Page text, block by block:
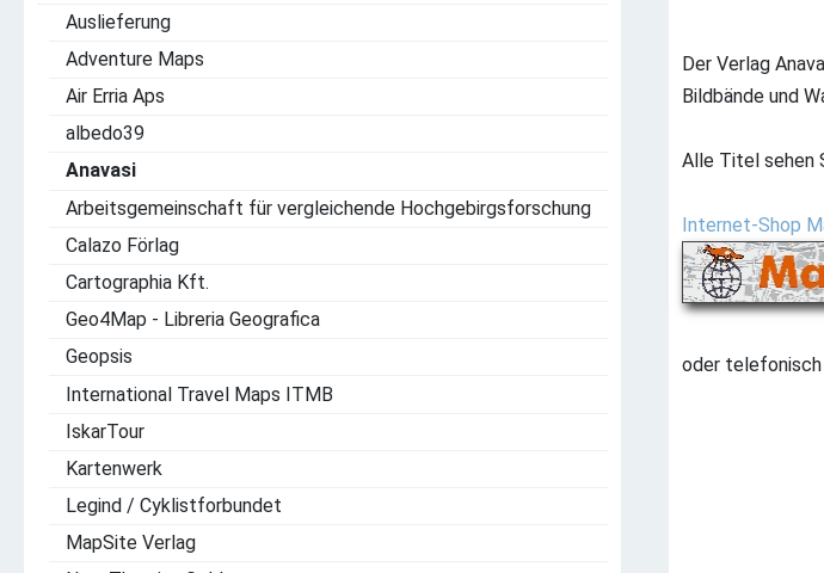
Auslieferung
Adventure Maps
Air Erria Aps
albedo39
Anavasi
Arbeitsgemeinschaft für vergleichende Hochgebirgsforschung
Calazo Förlag
Cartographia Kft.
Geo4Map - Libreria Geografica
Geopsis
International Travel Maps ITMB
IskarTour
Kartenwerk
Legind / Cyklistforbundet
MapSite Verlag
Der Verlag
Bildbände und
Alle Titel sehen
Internet-Shop
oder telefonisch